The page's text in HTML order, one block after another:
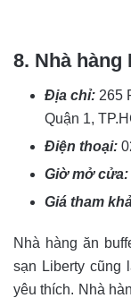
8. Nhà hàng
Địa chỉ: 265
Quận 1,
Điện thoại:
Giờ mở cửa:
Giá tham
Nhà hàng ăn
sạn Liberty cũng
yêu thích. Nhà